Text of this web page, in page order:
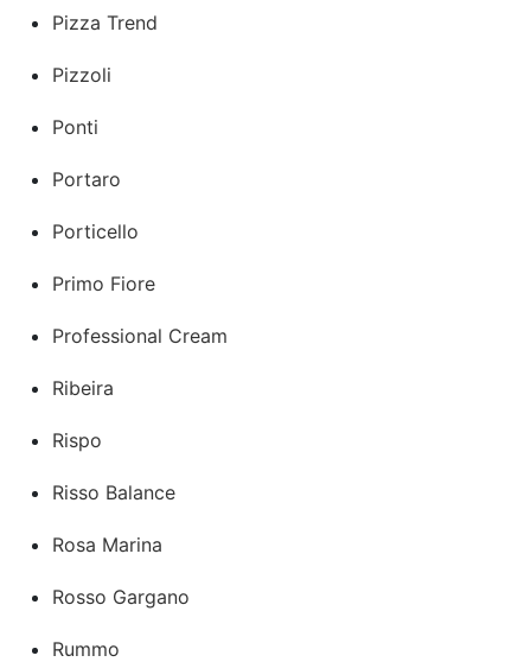
Pizza Trend
Pizzoli
Ponti
Portaro
Porticello
Primo Fiore
Professional Cream
Ribeira
Rispo
Risso Balance
Rosa Marina
Rosso Gargano
Rummo